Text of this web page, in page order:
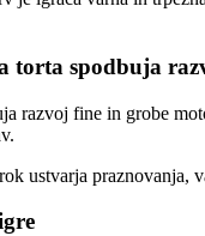
torta spodbuja
razvoj fine in grobe
ustvarja